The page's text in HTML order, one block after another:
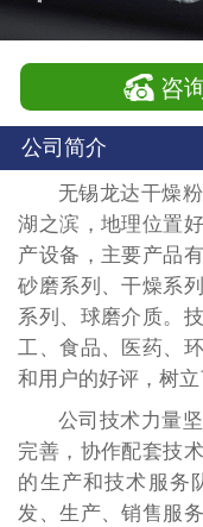
 咨
公司简介
无锡龙达干燥
湖之滨，地理位置
产设备，主要产品
砂磨系列、干燥系
系列、球磨介质。
工、食品、医药、
和用户的好评，树立
公司技术力量
完善，协作配套技
的生产和技术服务
发、生产、销售服